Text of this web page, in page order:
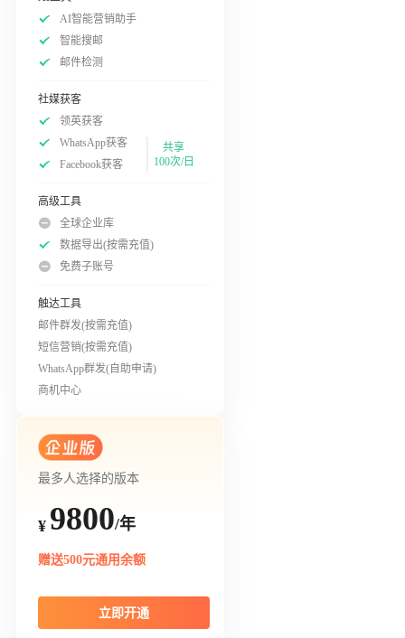
AI智能营销助手
智能搜邮
邮件检测
社媒获客
领英获客
WhatsApp获客
Facebook获客
共享
100次/日
高级工具
全球企业库
数据导出(按需充值)
免费子账号
触达工具
邮件群发(按需充值)
短信营销(按需充值)
WhatsApp群发(自助申请)
商机中心
最多人选择的版本
¥ 9800/年
赠送500元通用余额
立即开通